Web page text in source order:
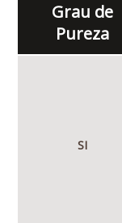
Grau de
Pureza
SI